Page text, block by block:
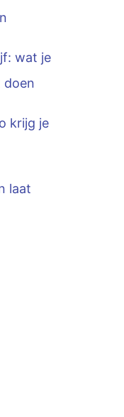
wat je
doen
krijg je
laat